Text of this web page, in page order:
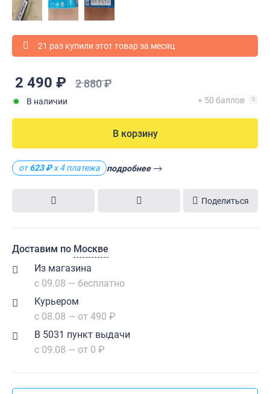
21 раз купили этот товар за месяц
2 490 ₽ 2 880 ₽
В наличии + 50 баллов
В корзину
от623 ₽х 4 платежа подробнее
Поделиться
Доставим по Москве
Из магазина
с 09.08 — бесплатно
Курьером
с 08.08 — от 490 ₽
В 5031 пункт выдачи
с 09.08 — от 0 ₽